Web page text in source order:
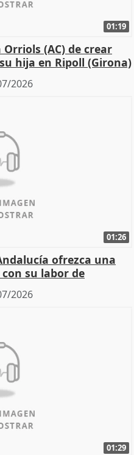
01:19
(AC) de crear
hija en Ripoll (Girona)
2026
01:26
ofrezca una
su labor de
2026
01:29